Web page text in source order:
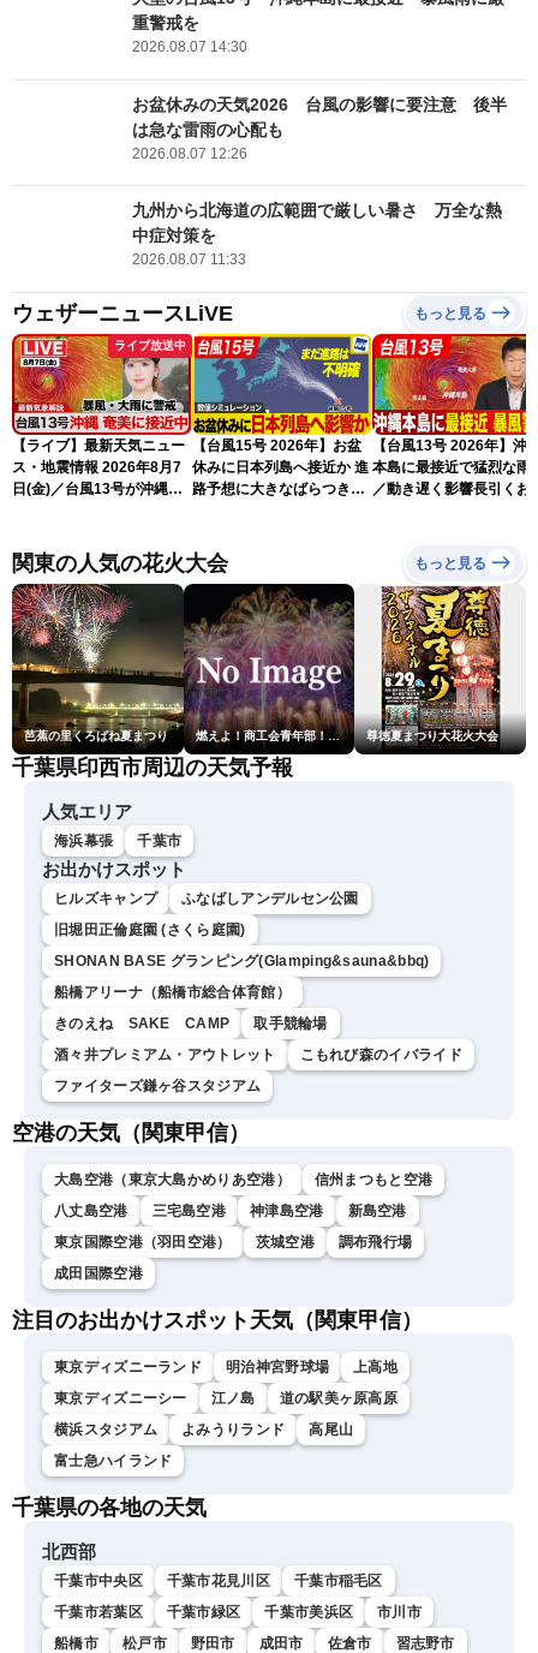
重警戒を
2026.08.07 14:30
お盆休みの天気2026 台風の影響に要注意 後半
は急な雷雨の心配も
2026.08.07 12:26
九州から北海道の広範囲で厳しい暑さ 万全な熱
中症対策を
2026.08.07 11:33
ウェザーニュースLiVE もっと見る
ライブ放送中
【ライブ】最新天気ニュー
ス・地震情報 2026年8月7
日(金)／台風13号が沖縄・
ュースLiVEアフタヌーン・
小林李衣奈／内藤邦裕〉
【台風15号 2026年】お盆
休みに日本列島へ接近か 進
路予想に大きなばらつき
【台風13号 2026年】沖
本島に最接近で猛烈な雨
／動き遅く影響長引くお
関東の人気の花火大会 もっと見る
芭蕉の里くろばね夏まつり 燃えよ！商工会青年部！！第23回こうのす花火大会 尊徳夏まつり大花火大会
千葉県印西市周辺の天気予報
人気エリア
海浜幕張 千葉市
お出かけスポット
ヒルズキャンプ
ふなばしアンデルセン公園
旧堀田正倫庭園 (さくら庭園)
SHONAN BASE グランピング(Glamping&sauna&bbq)
船橋アリーナ（船橋市総合体育館）
きのえね SAKE CAMP
取手競輪場
酒々井プレミアム・アウトレット
こもれび森のイバライド
ファイターズ鎌ヶ谷スタジアム
空港の天気（関東甲信）
大島空港（東京大島かめりあ空港）
信州まつもと空港
八丈島空港
三宅島空港 神津島空港
新島空港
東京国際空港（羽田空港）
茨城空港
調布飛行場
成田国際空港
注目のお出かけスポット天気（関東甲信）
東京ディズニーランド 明治神宮野球場
上高地
東京ディズニーシー
江ノ島
道の駅美ヶ原高原
横浜スタジアム
よみうりランド
高尾山
富士急ハイランド
千葉県の各地の天気
北西部
千葉市中央区 千葉市花見川区
千葉市稲毛区
千葉市若葉区
千葉市緑区 千葉市美浜区
市川市
船橋市
松戸市 野田市 成田市 佐倉市 習志野市